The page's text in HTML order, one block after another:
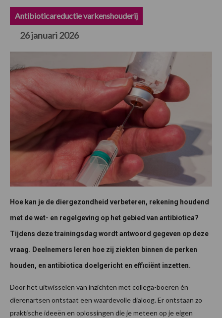
Antibioticareductie varkenshouderij
26 januari 2026
Hoe kan je de diergezondheid verbeteren, rekening houdend
met de wet- en regelgeving op het gebied van antibiotica?
Tijdens deze trainingsdag wordt antwoord gegeven op deze
vraag. Deelnemers leren hoe zij ziekten binnen de perken
houden, en antibiotica doelgericht en efficiënt inzetten.
Door het uitwisselen van inzichten met collega-boeren én
dierenartsen ontstaat een waardevolle dialoog. Er ontstaan zo
praktische ideeën en oplossingen die je meteen op je eigen